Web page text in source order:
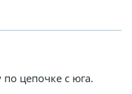
цепочке с юга.